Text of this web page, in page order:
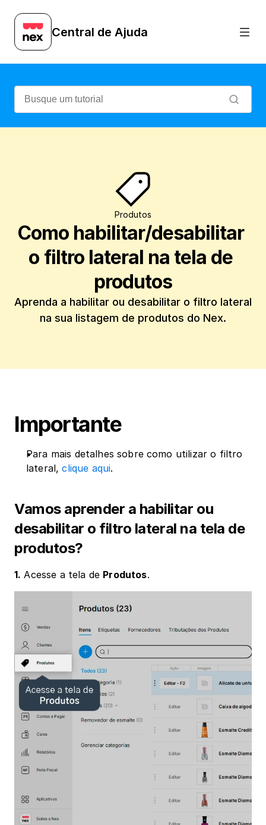
Central de Ajuda
Produtos
Como habilitar/desabilitar
o filtro lateral na tela de
produtos
Aprenda a habilitar ou desabilitar o filtro lateral
Importante
Para mais detalhes sobre como utilizar o filtro
lateral, clique aqui.
‍Vamos aprender a habilitar ou
desabilitar o filtro lateral na tela de
produtos?
1. Acesse a tela de Produtos.